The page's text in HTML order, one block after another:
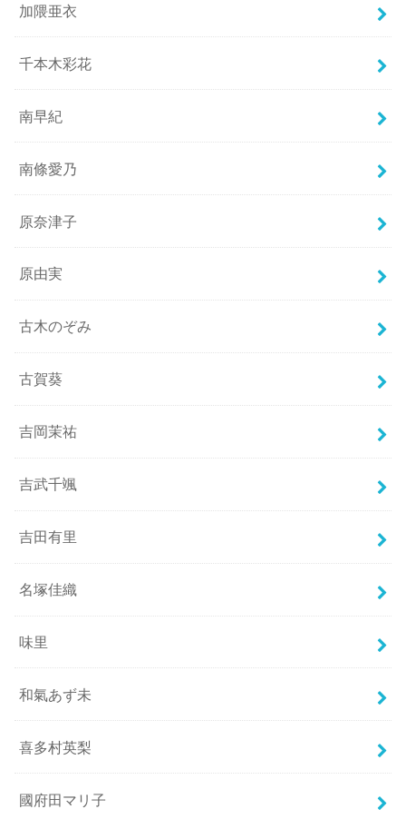
加隈亜衣
千本木彩花
南早紀
南條愛乃
原奈津子
原由実
古木のぞみ
古賀葵
吉岡茉祐
吉武千颯
吉田有里
名塚佳織
味里
和氣あず未
喜多村英梨
國府田マリ子